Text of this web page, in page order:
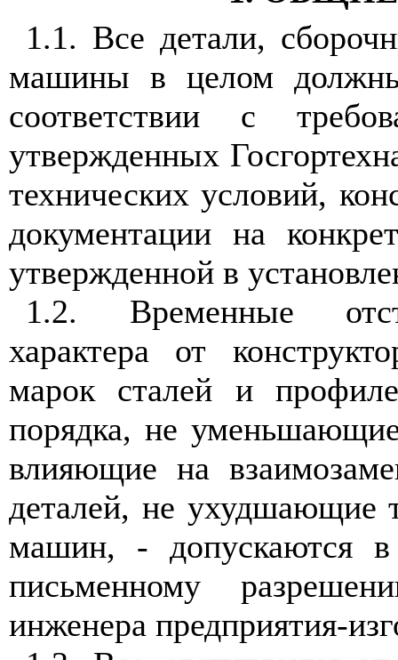
1.1. Все детали,
машины в целом
соответствии с
утвержденных
технических условий,
документации на
утвержденной в
1.2. Временные
характера от
марок сталей и
порядка, не
влияющие на
деталей, не ухудшающие
машин, - допускаются
письменному
инженера предприятия-